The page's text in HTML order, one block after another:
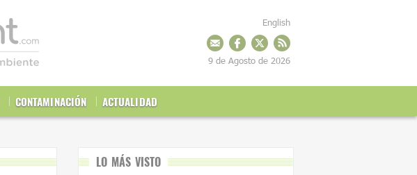
CONTAMINACIÓN ACTUALIDAD
English
9 de Agosto de 2026
LO MÁS VISTO